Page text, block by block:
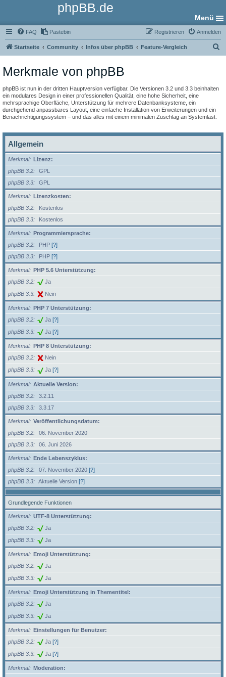
phpBB.de
Menü
FAQ Pastebin Anmelden
Registrieren
Startseite Community Infos über phpBB Feature-Vergleich
Merkmale von phpBB
phpBB ist nun in der dritten Hauptversion verfügbar. Die Versionen 3.2 und 3.3 beinhalten
ein modulares Design in einer professionellen Qualität, eine hohe Sicherheit, eine
mehrsprachige Oberfläche, Unterstützung für mehrere Datenbanksysteme, ein
durchgehend anpassbares Layout, eine einfache Installation von Erweiterungen und ein
Benachrichtigungssystem – und das alles mit einem minimalen Zuschlag an Systemlast.
Allgemein
Merkmal
Lizenz:
phpBB 3.2
GPL
phpBB 3.3
GPL
Merkmal
Lizenzkosten:
phpBB 3.2
Kostenlos
phpBB 3.3
Kostenlos
Merkmal
Programmiersprache:
phpBB 3.2
PHP [?]
phpBB 3.3
PHP [?]
Merkmal
PHP 5.6 Unterstützung:
phpBB 3.2
Ja
phpBB 3.3 Nein
Merkmal
PHP 7 Unterstützung:
phpBB 3.2
Ja [?]
phpBB 3.3 Ja [?]
Merkmal
PHP 8 Unterstützung:
phpBB 3.2
Nein
phpBB 3.3 Ja [?]
Merkmal
Aktuelle Version:
phpBB 3.2
3.2.11
phpBB 3.3
3.3.17
Merkmal
Veröffentlichungsdatum:
phpBB 3.2
06. November 2020
phpBB 3.3
06. Juni 2026
Merkmal
Ende Lebenszyklus:
phpBB 3.2
07. November 2020 [?]
phpBB 3.3
Aktuelle Version [?]
Grundlegende Funktionen
Merkmal
UTF-8 Unterstützung:
phpBB 3.2
Ja
phpBB 3.3 Ja
Merkmal
Emoji Unterstützung:
phpBB 3.2
Ja
phpBB 3.3 Ja
Merkmal
Emoji Unterstützung in Thementitel:
phpBB 3.2
Ja
phpBB 3.3 Ja
Merkmal
Einstellungen für Benutzer:
phpBB 3.2
Ja [?]
phpBB 3.3 Ja [?]
Merkmal
Moderation: